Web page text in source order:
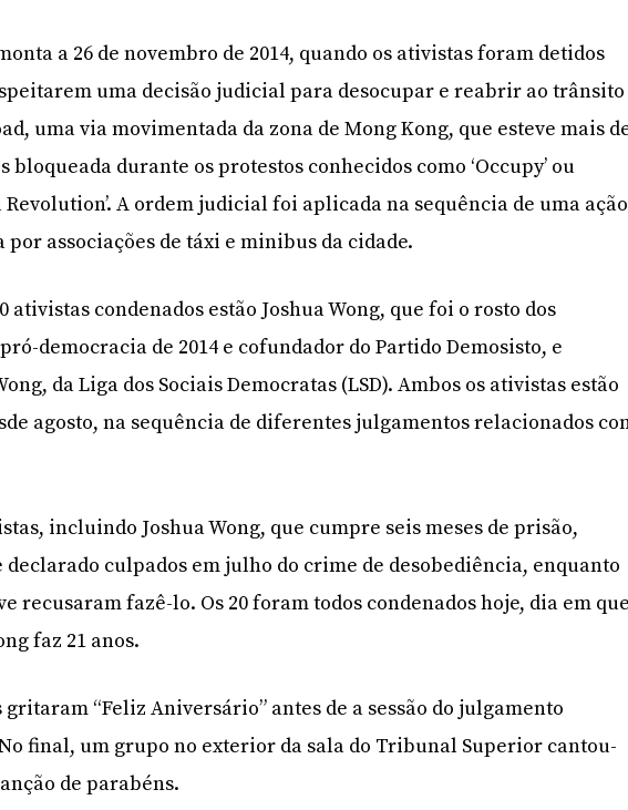
a 26 de novembro de 2014, quando os ativistas foram detidos
uma decisão judicial para desocupar e reabrir ao trânsito
uma via movimentada da zona de Mong Kong, que esteve mais
bloqueada durante os protestos conhecidos como ‘Occupy’ ou
Revolution’. A ordem judicial foi aplicada na sequência de uma ação
por associações de táxi e minibus da cidade.
ativistas condenados estão Joshua Wong, que foi o rosto dos
democracia de 2014 e cofundador do Partido Demosisto, e
da Liga dos Sociais Democratas (LSD). Ambos os ativistas estão
agosto, na sequência de diferentes julgamentos relacionados
incluindo Joshua Wong, que cumpre seis meses de prisão,
declarado culpados em julho do crime de desobediência, enquanto
recusaram fazê-lo. Os 20 foram todos condenados hoje, dia em
faz 21 anos.
gritaram “Feliz Aniversário” antes de a sessão do julgamento
final, um grupo no exterior da sala do Tribunal Superior cantou-
de parabéns.